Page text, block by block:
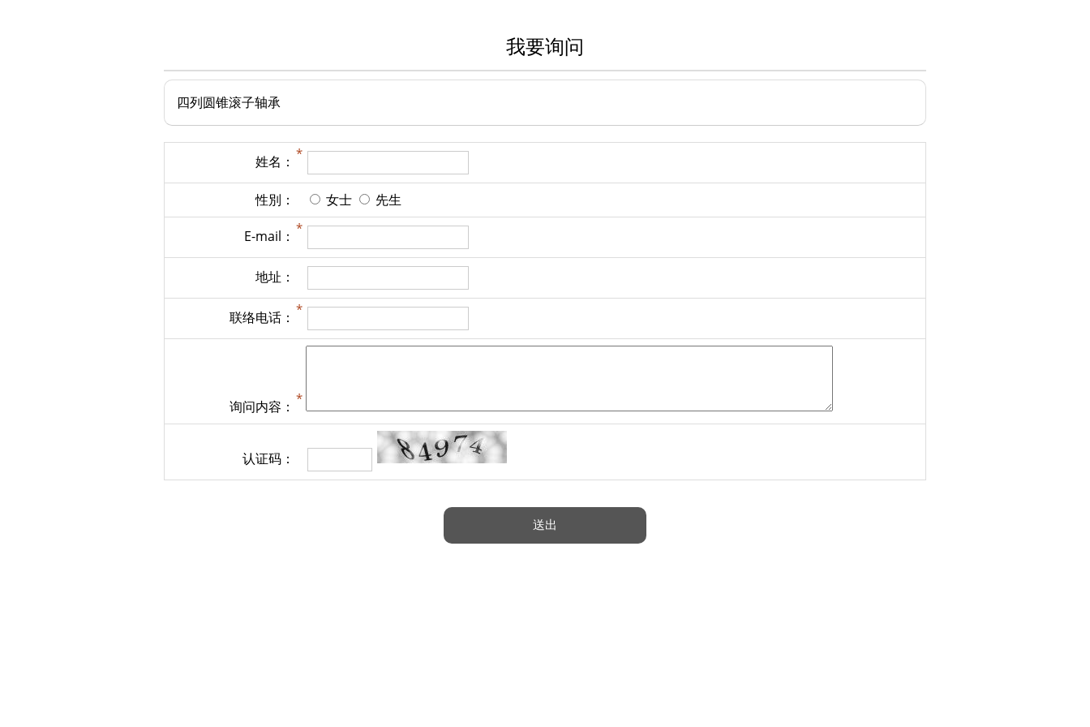
我要询问
四列圆锥滚子轴承
姓名：
性別： 女士 先生
E-mail：
地址：
联络电话：
询问内容：
认证码：